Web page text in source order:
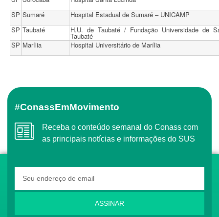
SP Sumaré
Hospital Estadual de Sumaré – UNICAMP
SP Taubaté H.U. de Taubaté / Fundação Universidade de
Taubaté
SP Marília Hospital Universitário de Marília
#ConassEmMovimento
Receba o conteúdo semanal do Conass com
as principais notícias e informações do SUS
ASSINAR